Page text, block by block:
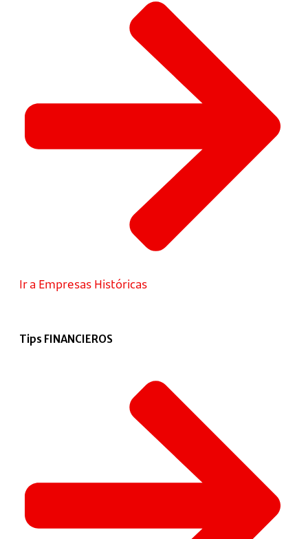
Ir a Empresas Históricas
Tips FINANCIEROS